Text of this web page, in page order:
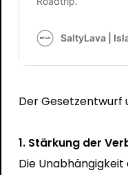
Der Gesetzentwurf
1. Stärkung der
Die